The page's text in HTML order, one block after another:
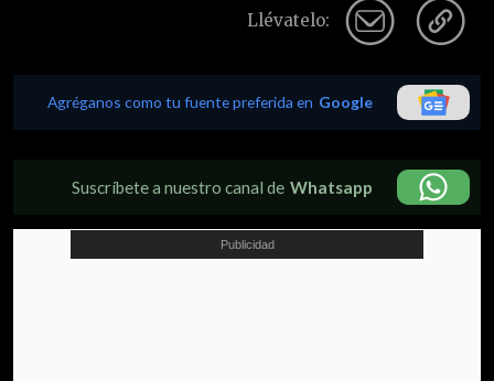
Llévatelo:
Agréganos como tu fuente preferida en Google
Suscríbete a nuestro canal de Whatsapp